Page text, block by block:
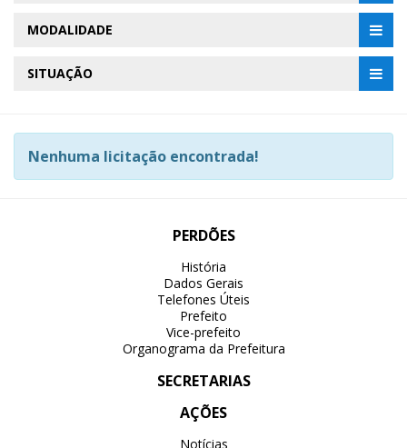
MODALIDADE
SITUAÇÃO
Nenhuma licitação encontrada!
PERDÕES
História
Dados Gerais
Telefones Úteis
Prefeito
Vice-prefeito
Organograma da Prefeitura
SECRETARIAS
AÇÕES
Notícias